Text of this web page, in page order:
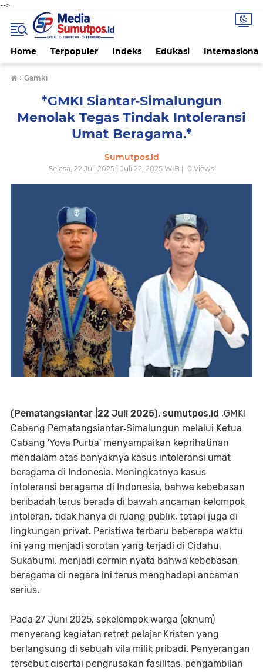
-->
Home Terpopuler Indeks Edukasi Internasional
› Gamki
*GMKI Siantar‑Simalungun
Menolak Tegas Tindak Intoleransi
Umat Beragama.*
Sumutpos.id
Selasa, 22 Juli 2025 | Juli 22, 2025 WIB | 0 Views
(Pematangsiantar |22 Juli 2025), sumutpos.id ,GMKI
Cabang Pematangsiantar‑Simalungun melalui Ketua
Cabang 'Yova Purba' menyampaikan keprihatinan
mendalam atas banyaknya kasus intoleransi umat
beragama di Indonesia. Meningkatnya kasus
intoleransi beragama di Indonesia, bahwa kebebasan
beribadah terus berada di bawah ancaman kelompok
intoleran, tidak hanya di ruang publik, tetapi juga di
lingkungan privat. Peristiwa terbaru beberapa waktu
ini yang menjadi sorotan yang terjadi di Cidahu,
Sukabumi. menjadi cermin nyata bahwa kebebasan
beragama di negara ini terus menghadapi ancaman
serius.
Pada 27 Juni 2025, sekelompok warga (oknum)
menyerang kegiatan retret pelajar Kristen yang
berlangsung di sebuah vila milik pribadi. Penyerangan
tersebut disertai pengrusakan fasilitas, pengambilan